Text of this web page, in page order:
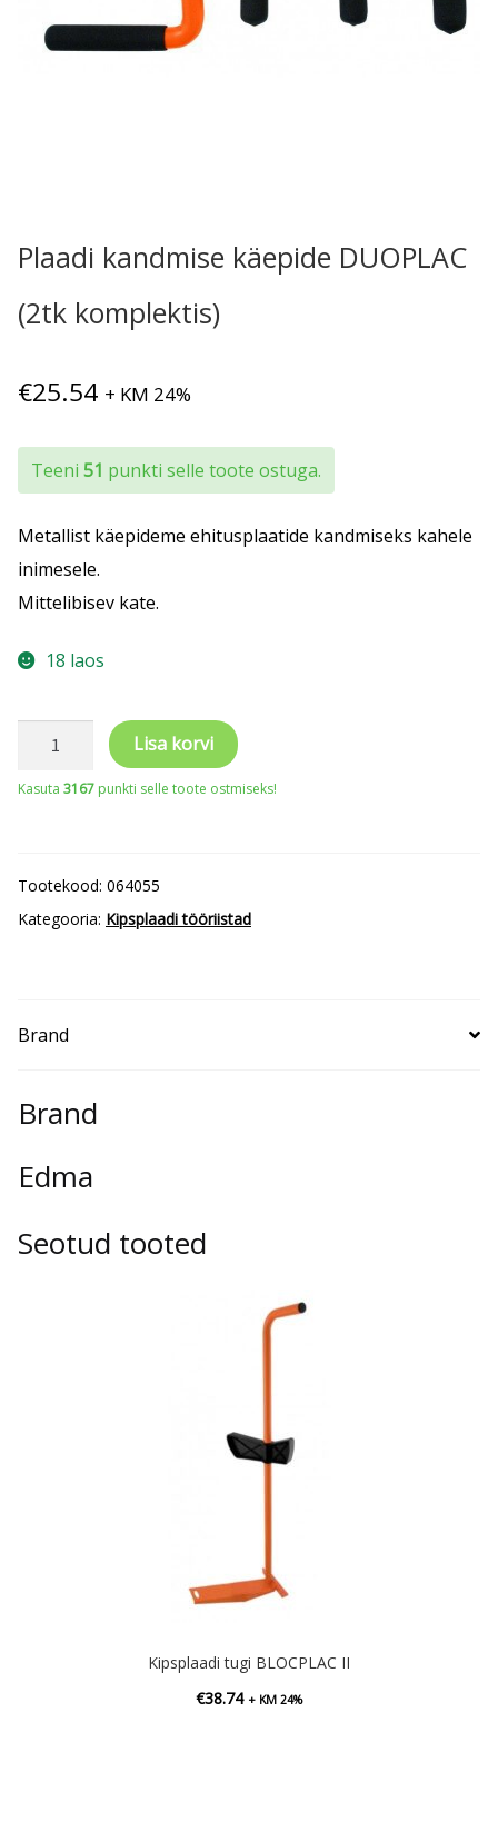
Plaadi kandmise käepide DUOPLAC
(2tk komplektis)
€25.54 + KM 24%
Teeni 51 punkti selle toote ostuga.
Metallist käepideme ehitusplaatide kandmiseks kahele
inimesele.
Mittelibisev kate.
18 laos
Plaadi
kogus
Lisa korvi
Kasuta 3167 punkti selle toote ostmiseks!
Tootekood: 064055
Kategooria: Kipsplaadi tööriistad
Brand
Brand
Edma
Seotud tooted
Kipsplaadi tugi BLOCPLAC II
€38.74 + KM 24%